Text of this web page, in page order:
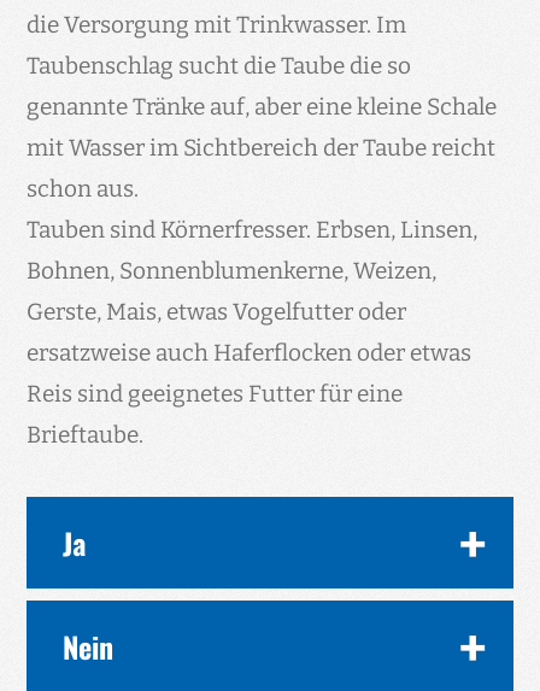
LINK AUF FORUMLAR
die Versorgung mit Trinkwasser. Im
Taubenschlag sucht die Taube die so
genannte Tränke auf, aber eine kleine Schale
mit Wasser im Sichtbereich der Taube reicht
schon aus.
Tauben sind Körnerfresser. Erbsen, Linsen,
Bohnen, Sonnenblumenkerne, Weizen,
Gerste, Mais, etwas Vogelfutter oder
ersatzweise auch Haferflocken oder etwas
Reis sind geeignetes Futter für eine
Brieftaube.
Ja
die Taube mehrfach beringt, handelt es sich
Nein